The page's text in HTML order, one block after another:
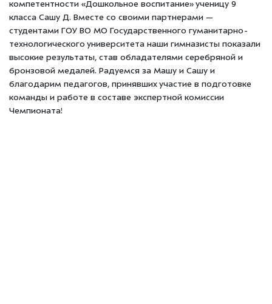
компетентности «Дошкольное воспитание» ученицу 9
класса Сашу Д. Вместе со своими партнерами —
студентами ГОУ ВО МО Государственного гуманитарно-
технологического университета наши гимназисты показали
высокие результаты, став обладателями серебряной и
бронзовой медалей. Радуемся за Машу и Сашу и
благодарим педагогов, принявших участие в подготовке
команды и работе в составе экспертной комиссии
Чемпионата!